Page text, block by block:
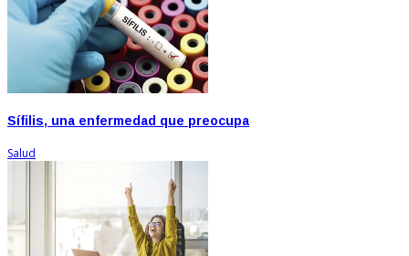
Sífilis, una enfermedad que preocupa
Salud